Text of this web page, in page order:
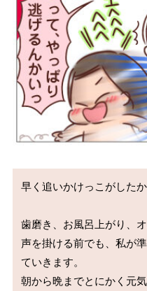
早く追いかけっこがした
歯磨き、お風呂上がり、
声を掛ける前でも、私が
ていきます。
朝から晩までとにかく元気